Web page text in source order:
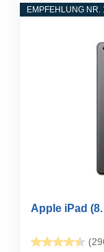
EMPFEHLUNG NR.
Apple iPad